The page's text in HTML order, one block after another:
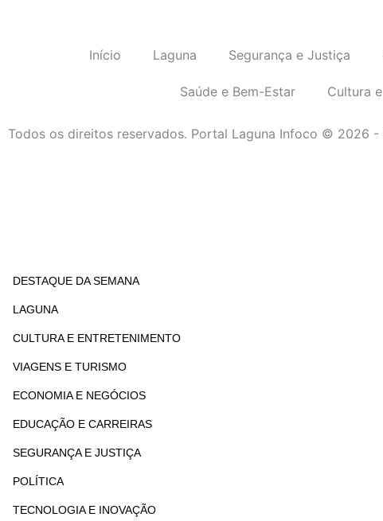
Início Laguna Segurança e Justiça
Saúde e Bem-Estar Cultura
Todos os direitos reservados. Portal Laguna Infoco © 2026
DESTAQUE DA SEMANA
LAGUNA
CULTURA E ENTRETENIMENTO
VIAGENS E TURISMO
ECONOMIA E NEGÓCIOS
EDUCAÇÃO E CARREIRAS
SEGURANÇA E JUSTIÇA
POLÍTICA
TECNOLOGIA E INOVAÇÃO